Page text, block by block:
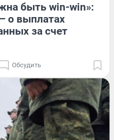
быть win-win»:
о выплатах
за счет
Обсудить